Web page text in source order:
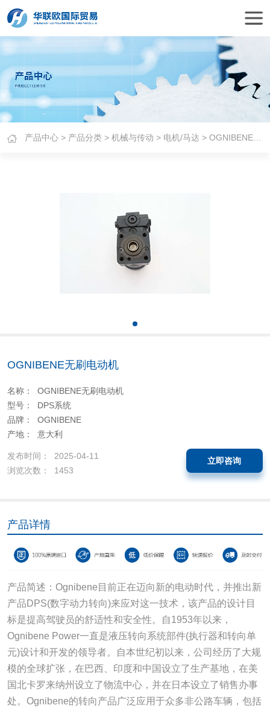
产品中心 > 产品分类 >机械与传动 > 电机/马达 > OGNIBENE无刷电动机
OGNIBENE无刷电动机
名称： OGNIBENE无刷电动机
型号： DPS系统
品牌： OGNIBENE
产地： 意大利
发布时间： 2025-04-11
浏览次数： 1453
立即咨询
产品详情
产品简述：Ognibene目前正在迈向新的电动时代，并推出新
产品DPS(数字动力转向)来应对这一技术，该产品的设计目
标是提高驾驶员的舒适性和安全性。自1953年以来，
Ognibene Power一直是液压转向系统部件(执行器和转向单
元)设计和开发的领导者。自本世纪初以来，公司经历了大规
模的全球扩张，在巴西、印度和中国设立了生产基地，在美
国北卡罗来纳州设立了物流中心，并在日本设立了销售办事
处。Ognibene的转向产品广泛应用于众多非公路车辆，包括